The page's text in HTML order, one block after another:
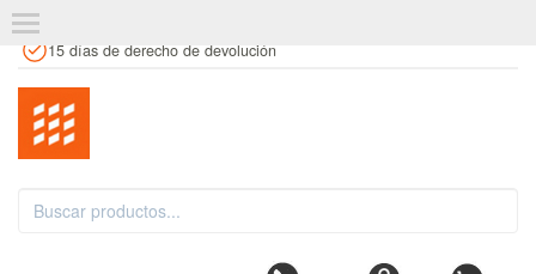
15 días de derecho de devolución